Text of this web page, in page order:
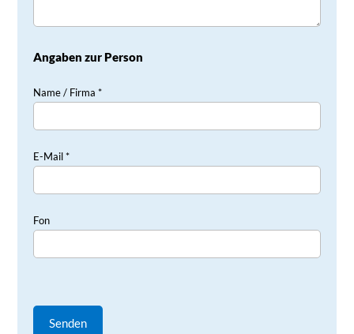
Angaben zur Person
Name / Firma *
E-Mail *
Fon